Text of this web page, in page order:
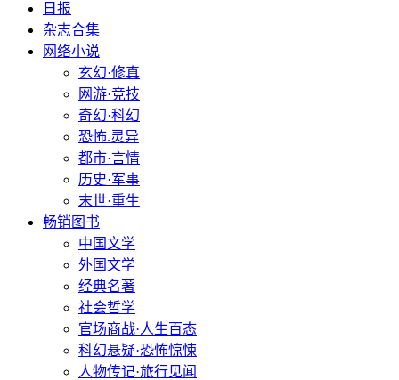
日报
杂志合集
网络小说
玄幻·修真
网游·竞技
奇幻·科幻
恐怖.灵异
都市·言情
历史·军事
末世·重生
畅销图书
中国文学
外国文学
经典名著
社会哲学
官场商战·人生百态
科幻悬疑·恐怖惊悚
人物传记·旅行见闻